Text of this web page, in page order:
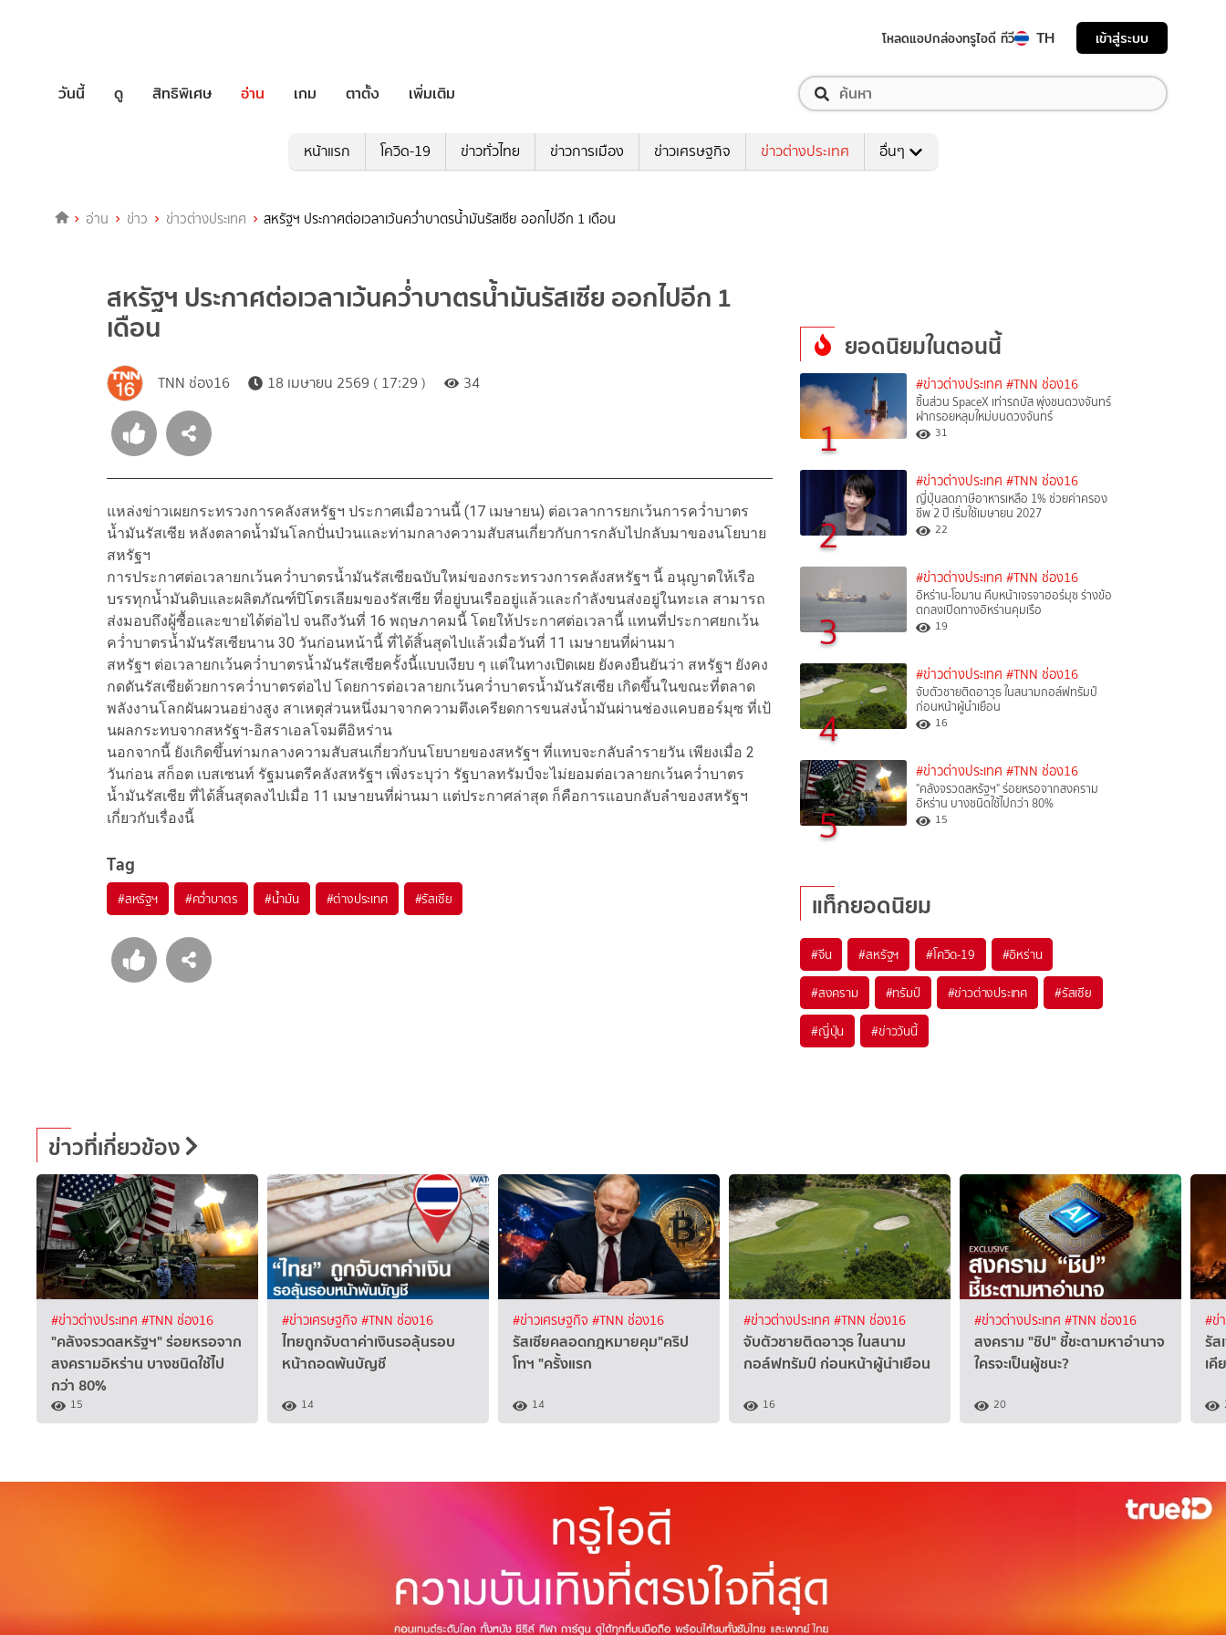
โหลดแอปกล่องทรูไอดี ทีวี TH เข้าสู่ระบบ
วันนี้ ดู สิทธิพิเศษ อ่าน เกม ตาตั้ง เพิ่มเติม
หน้าแรก โควิด-19 ข่าวทั่วไทย ข่าวการเมือง ข่าวเศรษฐกิจ ข่าวต่างประเทศ อื่นๆ
อ่าน ข่าว ข่าวต่างประเทศ สหรัฐฯ ประกาศต่อเวลาเว้นคว่ำบาตรน้ำมันรัสเซีย ออกไปอีก 1 เดือน
สหรัฐฯ ประกาศต่อเวลาเว้นคว่ำบาตรน้ำมันรัสเซีย ออกไปอีก 1
เดือน
TNN ช่อง16 18 เมษายน 2569 ( 17:29 ) 34
แหล่งข่าวเผยกระทรวงการคลังสหรัฐฯ ประกาศเมื่อวานนี้ (17 เมษายน) ต่อเวลาการยกเว้นการคว่ำบาตร
น้ำมันรัสเซีย หลังตลาดน้ำมันโลกปั่นป่วนและท่ามกลางความสับสนเกี่ยวกับการกลับไปกลับมาของนโยบาย
สหรัฐฯ
การประกาศต่อเวลายกเว้นคว่ำบาตรน้ำมันรัสเซียฉบับใหม่ของกระทรวงการคลังสหรัฐฯ นี้ อนุญาตให้เรือ
บรรทุกน้ำมันดิบและผลิตภัณฑ์ปิโตรเลียมของรัสเซีย ที่อยู่บนเรืออยู่แล้วและกำลังขนส่งอยู่ในทะเล สามารถ
ส่งมอบถึงผู้ซื้อและขายได้ต่อไป จนถึงวันที่ 16 พฤษภาคมนี้ โดยให้ประกาศต่อเวลานี้ แทนที่ประกาศยกเว้น
คว่ำบาตรน้ำมันรัสเซียนาน 30 วันก่อนหน้านี้ ที่ได้สิ้นสุดไปแล้วเมื่อวันที่ 11 เมษายนที่ผ่านมา
สหรัฐฯ ต่อเวลายกเว้นคว่ำบาตรน้ำมันรัสเซียครั้งนี้แบบเงียบ ๆ แต่ในทางเปิดเผย ยังคงยืนยันว่า สหรัฐฯ ยังคง
กดดันรัสเซียด้วยการคว่ำบาตรต่อไป โดยการต่อเวลายกเว้นคว่ำบาตรน้ำมันรัสเซีย เกิดขึ้นในขณะที่ตลาด
พลังงานโลกผันผวนอย่างสูง สาเหตุส่วนหนึ่งมาจากความตึงเครียดการขนส่งน้ำมันผ่านช่องแคบฮอร์มุซ ที่เป้
นผลกระทบจากสหรัฐฯ-อิสราเอลโจมตีอิหร่าน
นอกจากนี้ ยังเกิดขึ้นท่ามกลางความสับสนเกี่ยวกับนโยบายของสหรัฐฯ ที่แทบจะกลับลำรายวัน เพียงเมื่อ 2
วันก่อน สก็อต เบสเซนท์ รัฐมนตรีคลังสหรัฐฯ เพิ่งระบุว่า รัฐบาลทรัมป์จะไม่ยอมต่อเวลายกเว้นคว่ำบาตร
น้ำมันรัสเซีย ที่ได้สิ้นสุดลงไปเมื่อ 11 เมษายนที่ผ่านมา แต่ประกาศล่าสุด ก็คือการแอบกลับลำของสหรัฐฯ
เกี่ยวกับเรื่องนี้
Tag
#สหรัฐฯ #คว่ำบาตร #น้ำมัน #ต่างประเทศ #รัสเซีย
ยอดนิยมในตอนนี้
1
#ข่าวต่างประเทศ #TNN ช่อง16
ชิ้นส่วน SpaceX เท่ารถบัส พุ่งชนดวงจันทร์
ฝากรอยหลุมใหม่บนดวงจันทร์
31
2
#ข่าวต่างประเทศ #TNN ช่อง16
ญี่ปุ่นลดภาษีอาหารเหลือ 1% ช่วยค่าครอง
ชีพ 2 ปี เริ่มใช้เมษายน 2027
22
3
#ข่าวต่างประเทศ #TNN ช่อง16
อิหร่าน-โอมาน คืบหน้าเจรจาฮอร์มุซ ร่างข้อ
ตกลงเปิดทางอิหร่านคุมเรือ
19
4
#ข่าวต่างประเทศ #TNN ช่อง16
จับตัวชายติดอาวุธ ในสนามกอล์ฟทรัมป์
ก่อนหน้าผู้นำเยือน
16
5
#ข่าวต่างประเทศ #TNN ช่อง16
"คลังจรวดสหรัฐฯ" ร่อยหรอจากสงคราม
อิหร่าน บางชนิดใช้ไปกว่า 80%
15
แท็กยอดนิยม
#จีน #สหรัฐฯ #โควิด-19 #อิหร่าน
#สงคราม #ทรัมป์ #ข่าวต่างประเทศ #รัสเซีย
#ญี่ปุ่น #ข่าววันนี้
ข่าวที่เกี่ยวข้อง
#ข่าวต่างประเทศ #TNN ช่อง16
"คลังจรวดสหรัฐฯ" ร่อยหรอจาก
สงครามอิหร่าน บางชนิดใช้ไป
กว่า 80%
15
#ข่าวเศรษฐกิจ #TNN ช่อง16
ไทยถูกจับตาค่าเงินรอลุ้นรอบ
หน้าถอดพ้นบัญชี
14
#ข่าวเศรษฐกิจ #TNN ช่อง16
รัสเซียคลอดกฎหมายคุม"คริป
โทฯ "ครั้งแรก
14
#ข่าวต่างประเทศ #TNN ช่อง16
จับตัวชายติดอาวุธ ในสนาม
กอล์ฟทรัมป์ ก่อนหน้าผู้นำเยือน
16
#ข่าวต่างประเทศ #TNN ช่อง16
สงคราม "ชิป" ชี้ชะตามหาอำนาจ
ใครจะเป็นผู้ชนะ?
20
#ข่
รัส
เคี